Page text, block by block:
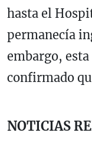
hasta el
permanecía
embargo, esta
confirmado
NOTICIAS